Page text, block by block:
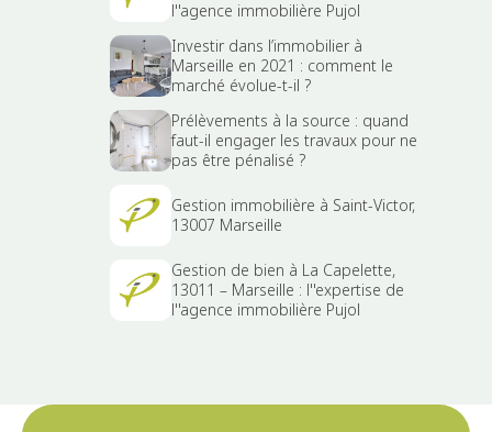
l''agence immobilière Pujol
Investir dans l’immobilier à
Marseille en 2021 : comment le
marché évolue-t-il ?
Prélèvements à la source : quand
faut-il engager les travaux pour ne
pas être pénalisé ?
Gestion immobilière à Saint-Victor,
13007 Marseille
Gestion de bien à La Capelette,
13011 – Marseille : l''expertise de
l''agence immobilière Pujol